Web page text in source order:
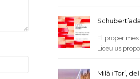
El proper mes
Liceu us
Milà i Torí,